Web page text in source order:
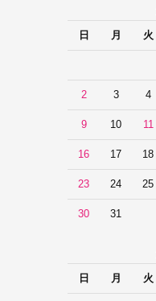
日
月 火
2 3 4
9 10 11
16 17 18
23 24 25
30 31
日
月 火